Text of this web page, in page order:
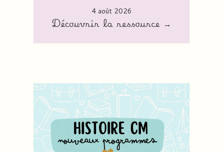
4 août 2026
Découvrir la ressource →